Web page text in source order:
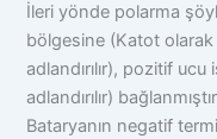
İleri yönde polarma
bölgesine (Katot olarak
adlandırılır), pozitif
adlandırılır)
Bataryanın negatif